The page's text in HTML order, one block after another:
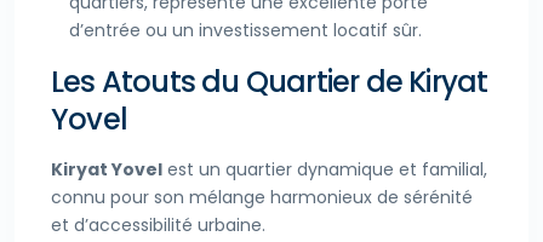
d’entrée ou un investissement locatif sûr.
Les Atouts du Quartier de Kiryat
Yovel
Kiryat Yovel est un quartier dynamique et familial,
connu pour son mélange harmonieux de sérénité
et d’accessibilité urbaine.